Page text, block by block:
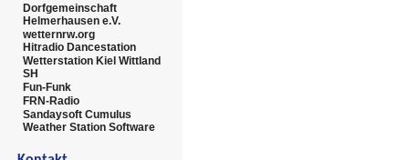
Dorfgemeinschaft
Helmerhausen e.V.
wetternrw.org
Hitradio Dancestation
Wetterstation Kiel Wittland
SH
Fun-Funk
FRN-Radio
Sandaysoft Cumulus
Weather Station Software